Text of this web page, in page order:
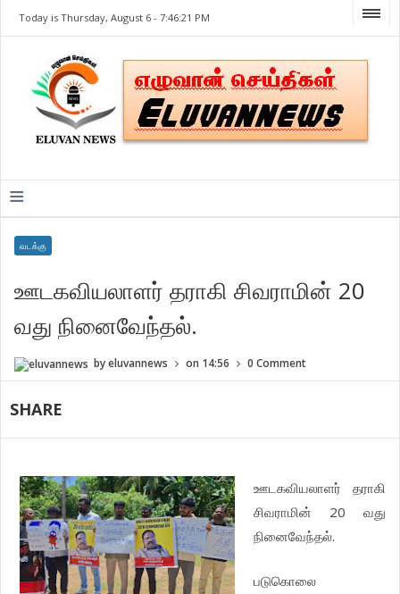
Today is Thursday, August 6 -7:46:21 PM
≡
வடக்கு
ஊடகவியலாளர் தராகி சிவராமின் 20
வது நினைவேந்தல்.
byeluvannews on 14:56 0 Comment
SHARE
ஊடகவியலாளர் தராகி
சிவராமின் 20 வது
நினைவேந்தல்.
படுகொலை